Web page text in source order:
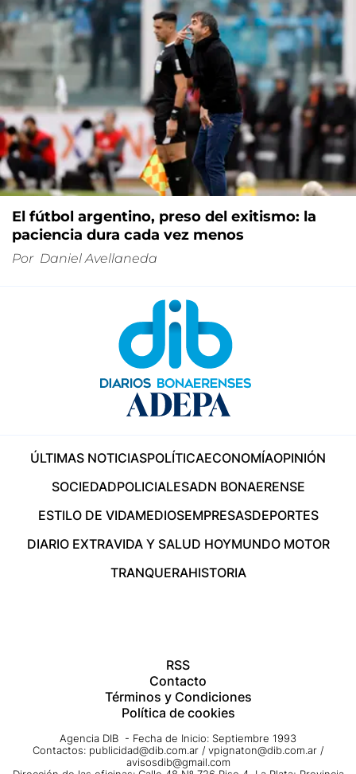
El fútbol argentino, preso del exitismo: la
paciencia dura cada vez menos
Por Daniel Avellaneda
ÚLTIMAS NOTICIASPOLÍTICAECONOMÍAOPINIÓN
SOCIEDADPOLICIALESADN BONAERENSE
ESTILO DE VIDAMEDIOSEMPRESASDEPORTES
DIARIO EXTRAVIDA Y SALUD HOYMUNDO MOTOR
TRANQUERAHISTORIA
RSS
Contacto
Términos y Condiciones
Política de cookies
Agencia DIB - Fecha de Inicio: Septiembre 1993
Contactos: publicidad@dib.com.ar / vpignaton@dib.com.ar /
avisosdib@gmail.com